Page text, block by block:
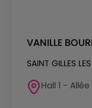
VANILLE
SAINT GILLES
Hall 1 -